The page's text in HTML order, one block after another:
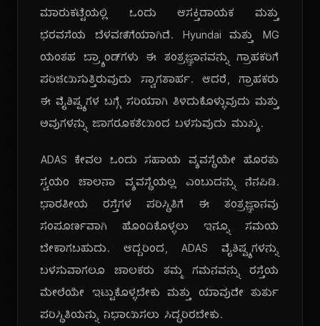
ಮಾರುಕಟ್ಟೆಯಲ್ಲಿ ಒಂದು ಆಸಕ್ತಿದಾಯಕ ಮತ್ತು
ಭರವಸೆಯ ಬೆಳವಣಿಗೆಯಾಗಿದೆ. Hyundai ಮತ್ತು MG
ಯಂತಹ ಬ್ರ್ಯಾಂಡ್‌ಗಳು ಈ ತಂತ್ರಜ್ಞಾನವನ್ನು ಗ್ರಾಹಕರಿಗೆ
ಪರಿಚಯಿಸುತ್ತಿರುವುದು ಸ್ವಾಗತಾರ್ಹ. ಆದರೆ, ಗ್ರಾಹಕರು
ಈ ವೈಶಿಷ್ಟ್ಯಗಳ ಬಗ್ಗೆ ಸರಿಯಾಗಿ ತಿಳಿದುಕೊಳ್ಳುವುದು ಮತ್ತು
ಅವುಗಳನ್ನು ಜಾಗರೂಕತೆಯಿಂದ ಬಳಸುವುದು ಮುಖ್ಯ.
ADAS ಕೇವಲ ಒಂದು ಸಹಾಯ ವ್ಯವಸ್ಥೆಯೇ ಹೊರತು
ಸ್ವಯಂ ಚಾಲನಾ ವ್ಯವಸ್ಥೆಯಲ್ಲ ಎಂಬುದನ್ನು ನೆನಪಿಡಿ.
ಭಾರತೀಯ ರಸ್ತೆಗಳ ಪರಿಸ್ಥಿತಿಗೆ ಈ ತಂತ್ರಜ್ಞಾನವು
ಸಂಪೂರ್ಣವಾಗಿ ಹೊಂದಿಕೊಳ್ಳಲು ಇನ್ನೂ ಸಮಯ
ಬೇಕಾಗಬಹುದು. ಆದ್ದರಿಂದ, ADAS ವೈಶಿಷ್ಟ್ಯಗಳನ್ನು
ಬಳಸುವಾಗಲೂ ಚಾಲಕರು ತಮ್ಮ ಗಮನವನ್ನು ರಸ್ತೆಯ
ಮೇಲೆಯೇ ಇಟ್ಟುಕೊಳ್ಳಬೇಕು ಮತ್ತು ಯಾವುದೇ ತುರ್ತು
ಪರಿಸ್ಥಿತಿಯನ್ನು ನಿಭಾಯಿಸಲು ಸಿದ್ಧರಿರಬೇಕು.